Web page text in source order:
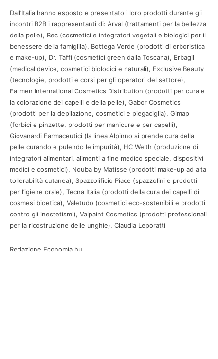
Dall’Italia hanno esposto e presentato i loro prodotti durante gli
incontri B2B i rappresentanti di: Arval (trattamenti per la bellezza
della pelle), Bec (cosmetici e integratori vegetali e biologici per il
benessere della famiglila), Bottega Verde (prodotti di erboristica
e make-up), Dr. Taffi (cosmetici green dalla Toscana), Erbagil
(medical device, cosmetici biologici e naturali), Exclusive Beauty
(tecnologie, prodotti e corsi per gli operatori del settore),
Farmen International Cosmetics Distribution (prodotti per cura e
la colorazione dei capelli e della pelle), Gabor Cosmetics
(prodotti per la depilazione, cosmetici e piegaciglia), Gimap
(forbici e pinzette, prodotti per manicure e per capelli),
Giovanardi Farmaceutici (la linea Alpinno si prende cura della
pelle curando e pulendo le impurità), HC Welth (produzione di
integratori alimentari, alimenti a fine medico speciale, dispositivi
medici e cosmetici), Nouba by Matisse (prodotti make-up ad alta
tollerabilità cutanea), Spazzolificio Piace (spazzolini e prodotti
per l’igiene orale), Tecna Italia (prodotti della cura dei capelli di
cosmesi bioetica), Valetudo (cosmetici eco-sostenibili e prodotti
contro gli inestetismi), Valpaint Cosmetics (prodotti professionali
per la ricostruzione delle unghie). Claudia Leporatti
Redazione Economia.hu